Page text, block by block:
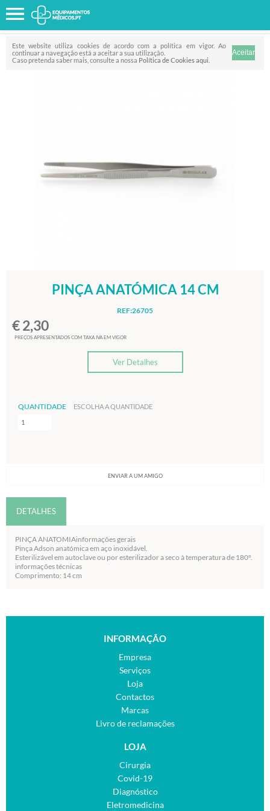
Este website utiliza cookies de acordo com a política em vigor. Ao
continuar a navegação está a aceitar a sua utilização.
Caso pretenda saber mais, consulte a nossa Política de Cookies aqui
PINÇA ANATÓMICA 14 CM
REF:26705
€ 2,30
PREÇOS APRESENTADOS COM TAXA IVA EM VIGOR
Ver Detalhes
QUANTIDADE ESCOLHA A QUANTIDADE
ENVIAR A UM AMIGO
DETALHES
PINÇA ANATOMIAinformações gerais
Pinça Adson anatómica em aço inoxidável.
Esterilizável em autoclave ou por esterilizador a seco à temperatura de 180°.
informações técnicas
Comprimento: 14 cm
INFORMAÇÃO
Empresa
Serviços
Loja
Contactos
Marcas
Livro de reclamações
LOJA
Cirurgia
Covid-19
Diagnóstico
Eletromedicina